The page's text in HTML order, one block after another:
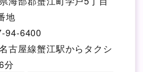
地
94-6400
古屋線蟹江駅からタクシ
分